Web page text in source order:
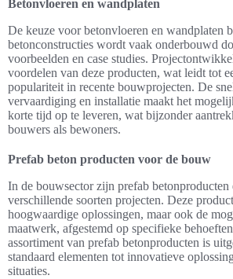
Betonvloeren en wandplaten
De keuze voor betonvloeren en wandplaten
betonconstructies wordt vaak onderbouwd
voorbeelden en case studies.
voordelen van deze producten, wat leidt tot
populariteit in recente bouwprojecten. De
vervaardiging en installatie maakt het
korte tijd op te leveren, wat bijzonder
bouwers als bewoners.
Prefab beton producten voor de bouw
In de bouwsector zijn prefab betonproducten
verschillende soorten projecten. Deze
hoogwaardige oplossingen, maar ook de
maatwerk, afgestemd op specifieke
assortiment van prefab betonproducten is
standaard elementen tot innovatieve
situaties.